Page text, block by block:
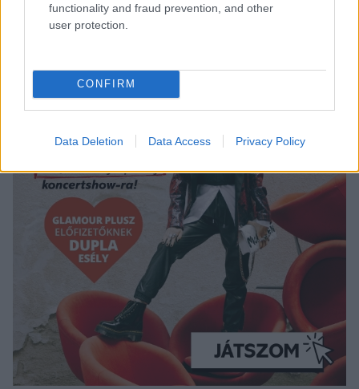
functionality and fraud prevention, and other
user protection.
CONFIRM
Data Deletion Data Access Privacy Policy